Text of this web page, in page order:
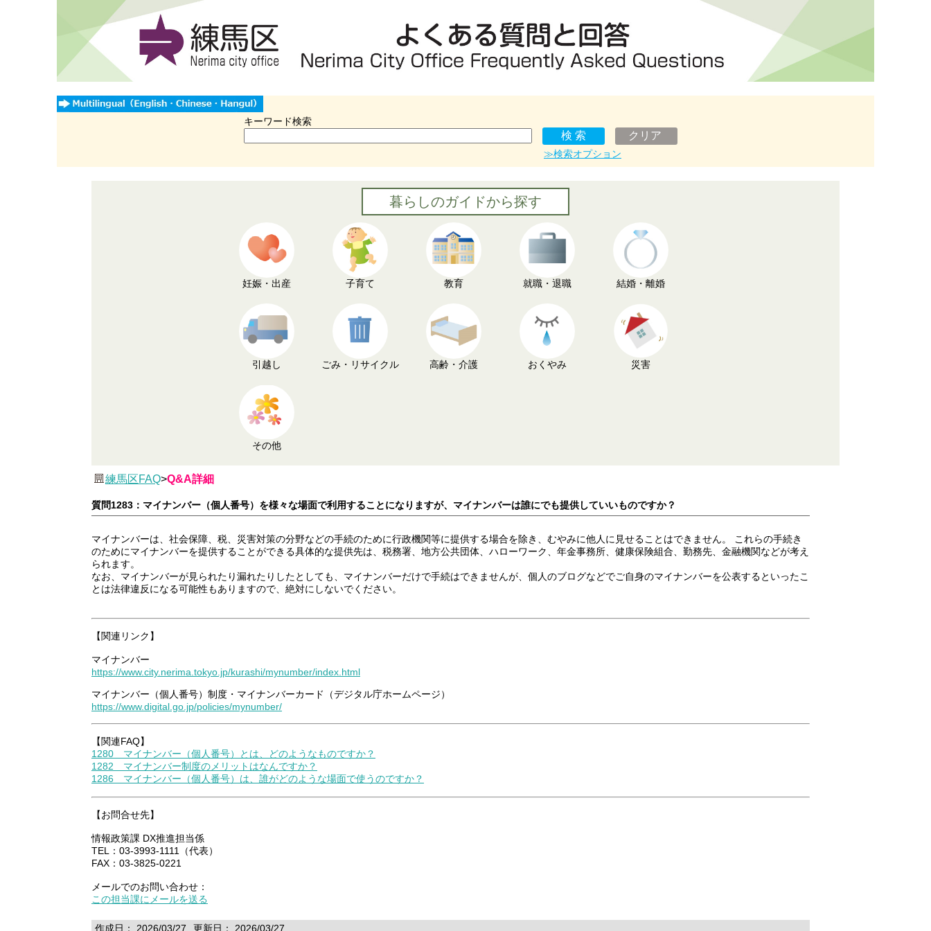
キーワード検索
≫検索オプション
暮らしのガイドから探す
妊娠・出産 子育て 教育 就職・退職 結婚・離婚
引越し ごみ・リサイクル 高齢・介護 おくやみ 災害
その他
練馬区FAQ>Q&A詳細
質問1283：マイナンバー（個人番号）を様々な場面で利用することになりますが、マイナンバーは誰にでも提供していいものですか？
マイナンバーは、社会保障、税、災害対策の分野などの手続のために行政機関等に提供する場合を除き、むやみに他人に見せることはできません。 これらの手続き
のためにマイナンバーを提供することができる具体的な提供先は、税務署、地方公共団体、ハローワーク、年金事務所、健康保険組合、勤務先、金融機関などが考え
られます。
なお、マイナンバーが見られたり漏れたりしたとしても、マイナンバーだけで手続はできませんが、個人のブログなどでご自身のマイナンバーを公表するといったこ
とは法律違反になる可能性もありますので、絶対にしないでください。
【関連リンク】
マイナンバー
https://www.city.nerima.tokyo.jp/kurashi/mynumber/index.html
マイナンバー（個人番号）制度・マイナンバーカード（デジタル庁ホームページ）
https://www.digital.go.jp/policies/mynumber/
【関連FAQ】
1280 マイナンバー（個人番号）とは、どのようなものですか？
1282 マイナンバー制度のメリットはなんですか？
1286 マイナンバー（個人番号）は、誰がどのような場面で使うのですか？
【お問合せ先】
情報政策課 DX推進担当係
TEL：03-3993-1111（代表）
FAX：03-3825-0221
メールでのお問い合わせ：
この担当課にメールを送る
作成日： 2026/03/27 更新日： 2026/03/27